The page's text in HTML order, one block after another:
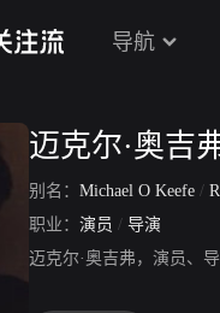
导航
迈克尔·奥吉
别名： Michael O Keefe /
职业： 演员 / 导演
迈克尔·奥吉弗，演员、